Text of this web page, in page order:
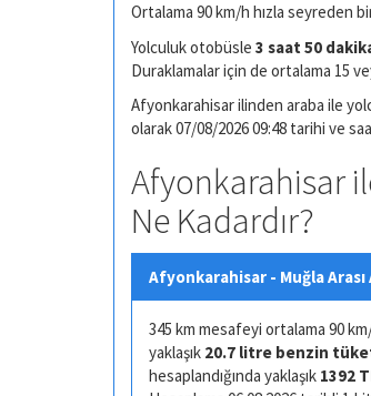
Ortalama 90 km/h hızla seyreden
Yolculuk otobüsle 3 saat 50
Duraklamalar için de ortalama 15
Afyonkarahisar ilinden araba ile
olarak 07/08/2026 09:48 tarihi ve
Afyonkarahisar
Ne Kadardır?
Afyonkarahisar - Muğla
345 km mesafeyi ortalama 90
yaklaşık 20.7 litre benzin
hesaplandığında yaklaşık 1392